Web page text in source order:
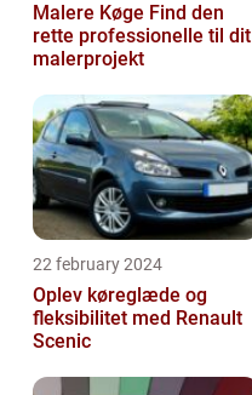
Malere Køge Find den
rette professionelle til dit
malerprojekt
22 february 2024
Oplev køreglæde og
fleksibilitet med Renault
Scenic